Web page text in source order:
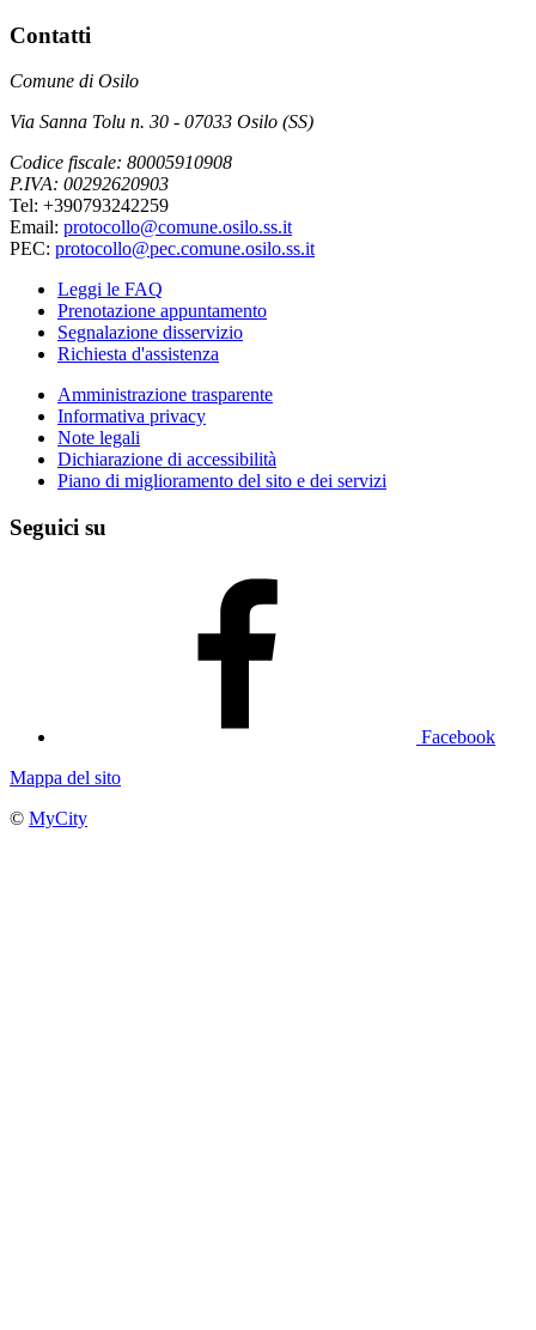
Contatti
Comune di Osilo
Via Sanna Tolu n. 30 - 07033 Osilo (SS)
Codice fiscale: 80005910908
P.IVA: 00292620903
Tel: +390793242259
Email: protocollo@comune.osilo.ss.it
PEC: protocollo@pec.comune.osilo.ss.it
Leggi le FAQ
Prenotazione appuntamento
Segnalazione disservizio
Richiesta d'assistenza
Amministrazione trasparente
Informativa privacy
Note legali
Dichiarazione di accessibilità
Piano di miglioramento del sito e dei servizi
Seguici su
Facebook
Mappa del sito
© MyCity